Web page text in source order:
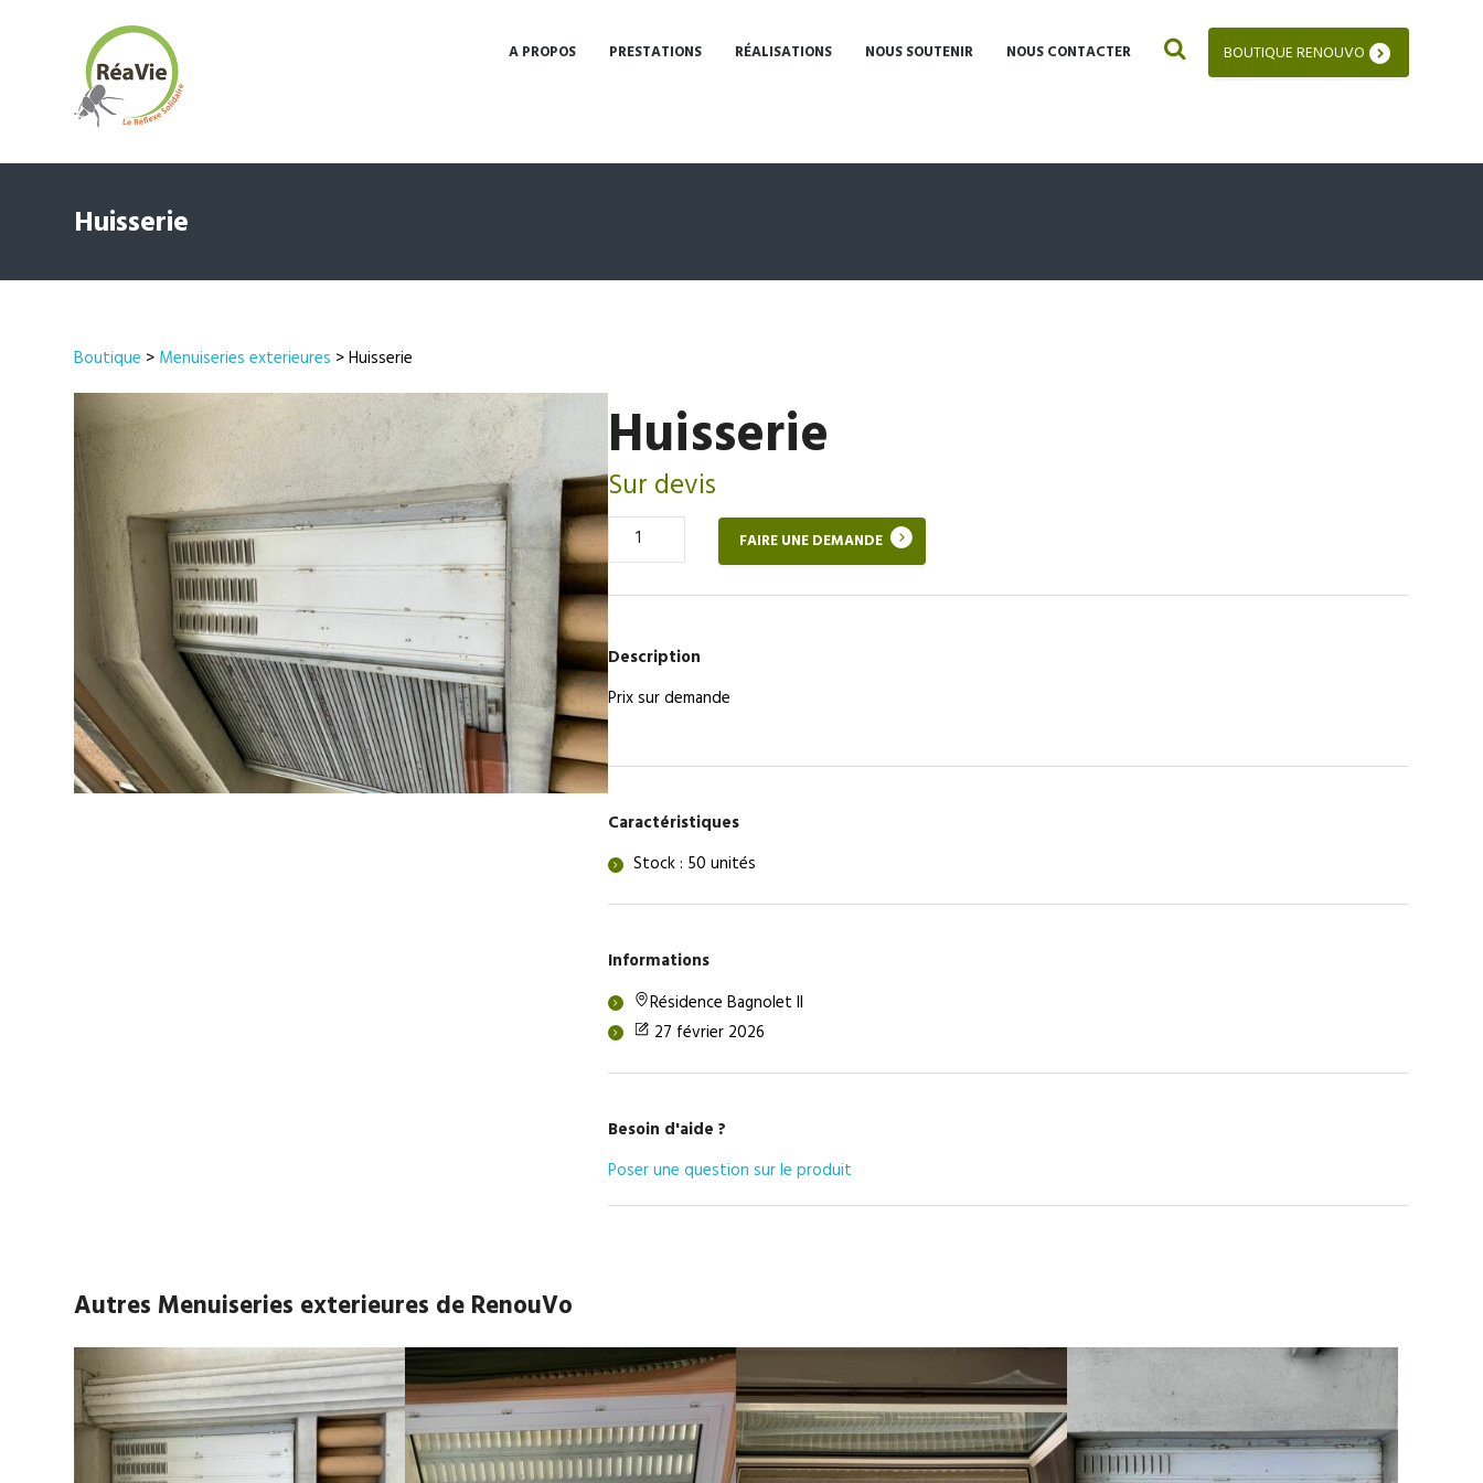
BOUTIQUE RENOUVO
A PROPOS PRESTATIONS RÉALISATIONS NOUS SOUTENIR NOUS CONTACTER
Huisserie
Boutique > Menuiseries exterieures > Huisserie
Huisserie
Sur devis
Quantité
Huisserie
FAIRE UNE DEMANDE
Description
Prix sur demande
Caractéristiques
Stock : 50 unités
Informations
Résidence Bagnolet II
27 février 2026
Besoin d'aide ?
Poser une question sur le produit
Autres Menuiseries exterieures de RenouVo